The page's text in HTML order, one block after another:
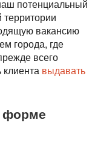
потенциальный
вакансию
города, где
всего
клиента выдавать
форме